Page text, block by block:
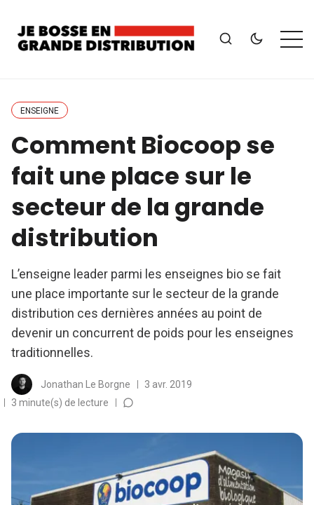
ENSEIGNE
Comment Biocoop se
fait une place sur le
secteur de la grande
distribution
L’enseigne leader parmi les enseignes bio se fait
une place importante sur le secteur de la grande
distribution ces dernières années au point de
devenir un concurrent de poids pour les enseignes
traditionnelles.
Jonathan Le Borgne
3 avr. 2019
3 minute(s) de lecture